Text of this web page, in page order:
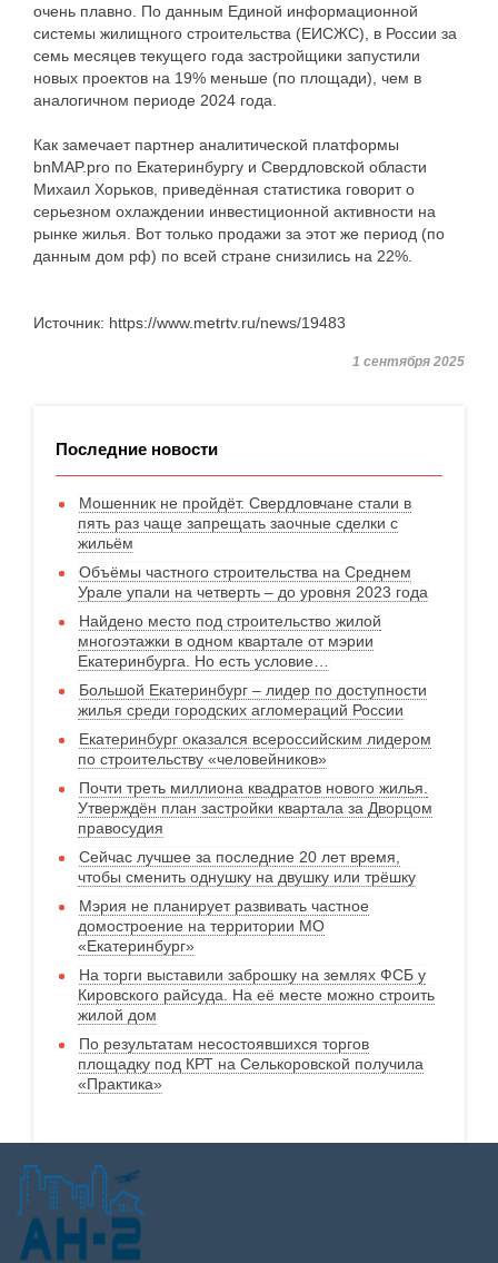
очень плавно. По данным Единой информационной
системы жилищного строительства (ЕИСЖС), в России за
семь месяцев текущего года застройщики запустили
новых проектов на 19% меньше (по площади), чем в
аналогичном периоде 2024 года.
Как замечает партнер аналитической платформы
bnMAP.pro по Екатеринбургу и Свердловской области
Михаил Хорьков, приведённая статистика говорит о
серьезном охлаждении инвестиционной активности на
рынке жилья. Вот только продажи за этот же период (по
данным дом рф) по всей стране снизились на 22%.
Источник: https://www.metrtv.ru/news/19483
1 сентября 2025
Последние новости
Мошенник не пройдёт. Свердловчане стали в
пять раз чаще запрещать заочные сделки с
жильём
Объёмы частного строительства на Среднем
Урале упали на четверть – до уровня 2023 года
Найдено место под строительство жилой
многоэтажки в одном квартале от мэрии
Екатеринбурга. Но есть условие…
Большой Екатеринбург – лидер по доступности
жилья среди городских агломераций России
Екатеринбург оказался всероссийским лидером
по строительству «человейников»
Почти треть миллиона квадратов нового жилья.
Утверждён план застройки квартала за Дворцом
правосудия
Сейчас лучшее за последние 20 лет время,
чтобы сменить однушку на двушку или трёшку
Мэрия не планирует развивать частное
домостроение на территории МО
«Екатеринбург»
На торги выставили заброшку на землях ФСБ у
Кировского райсуда. На её месте можно строить
жилой дом
По результатам несостоявшихся торгов
площадку под КРТ на Селькоровской получила
«Практика»